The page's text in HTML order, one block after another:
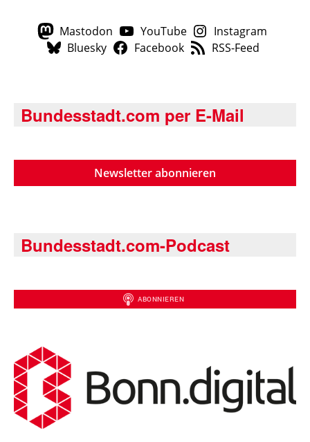
Mastodon YouTube
Instagram
Bluesky
Facebook RSS-Feed
Bundesstadt.com per E-Mail
Newsletter abonnieren
Bundesstadt.com-Podcast